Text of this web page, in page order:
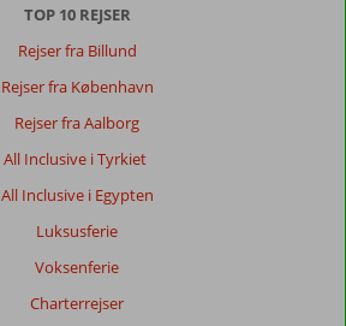
TOP 10 REJSER
Rejser fra Billund
Rejser fra København
Rejser fra Aalborg
All Inclusive i Tyrkiet
All Inclusive i Egypten
Luksusferie
Voksenferie
Charterrejser